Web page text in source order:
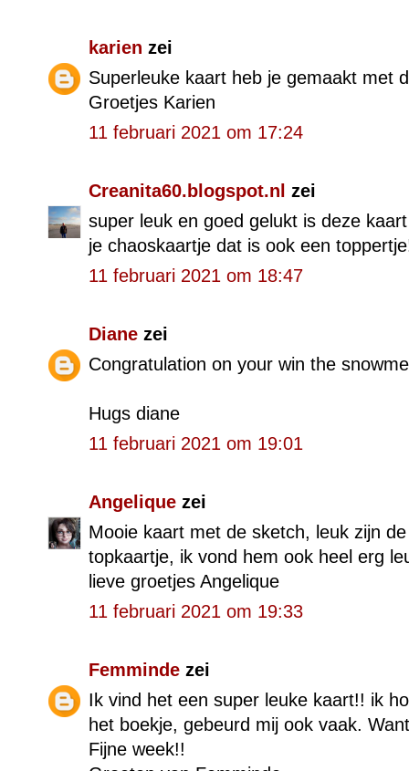
karien zei
Superleuke kaart heb je gemaakt met
Groetjes Karien
11 februari 2021 om 17:24
Creanita60.blogspot.nl zei
super leuk en goed gelukt is deze
je chaoskaartje dat is ook een
11 februari 2021 om 18:47
Diane zei
Congratulation on your win the
Hugs diane
11 februari 2021 om 19:01
Angelique zei
Mooie kaart met de sketch, leuk zijn
topkaartje, ik vond hem ook heel erg
lieve groetjes Angelique
11 februari 2021 om 19:33
Femminde zei
Ik vind het een super leuke kaart!! ik
het boekje, gebeurd mij ook vaak.
Fijne week!!